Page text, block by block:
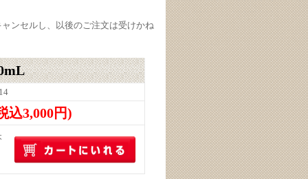
ンセルし、以後のご注文は受けかね
込3,000円)